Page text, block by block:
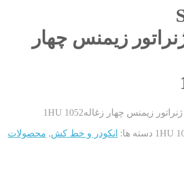
زیمنس چهار
1HU دسته ها: انکودر و خط کش, محصولات